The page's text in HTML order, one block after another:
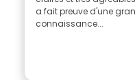
a fait preuve d'une
connaissance...